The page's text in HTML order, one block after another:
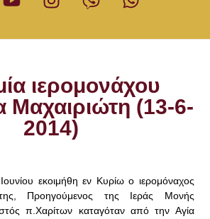
ιερομονάχου
Μαχαιριώτη (13-6-
2014)
εκοιμήθη εν Κυρίω ο ιερομόναχος
Προηγούμενος της Ιεράς Μονής
π.Χαρίτων καταγόταν από την Αγία